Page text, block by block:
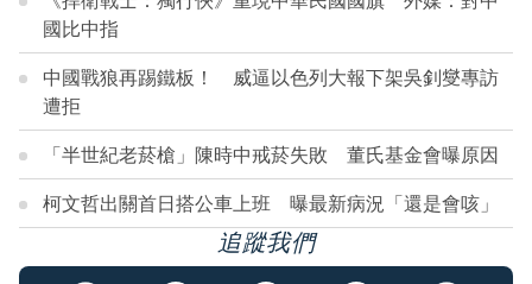
國比中指
中國戰狼再踢鐵板！ 威逼以色列大報下架吳釗燮專訪
遭拒
「半世紀老菸槍」陳時中戒菸失敗 董氏基金會曝原因
柯文哲出關首日搭公車上班 曝最新病況「還是會咳」
追蹤我們